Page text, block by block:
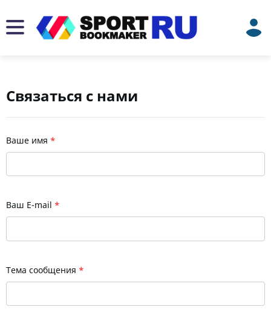
Связаться с нами
Ваше имя *
Ваш E-mail *
Тема сообщения *